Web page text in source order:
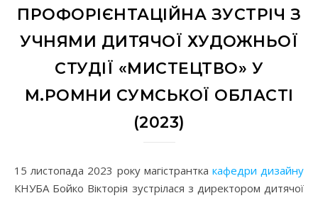
ПРОФОРІЄНТАЦІЙНА ЗУСТРІЧ З
УЧНЯМИ ДИТЯЧОЇ ХУДОЖНЬОЇ
СТУДІЇ «МИСТЕЦТВО» У
М.РОМНИ СУМСЬКОЇ ОБЛАСТІ
(2023)
15 листопада 2023 року магістрантка кафедри дизайну
КНУБА Бойко Вікторія зустрілася з директором дитячої